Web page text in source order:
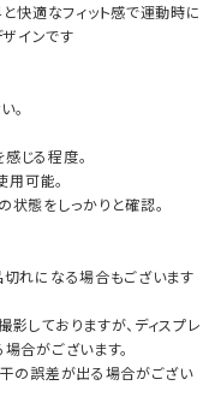
快適なフィット感で運動時に
インです
。
じる程度。
用可能。
状態をしっかりと確認。
れになる場合もございます
しておりますが、ディスプレ
合がございます。
の誤差が出る場合がござい